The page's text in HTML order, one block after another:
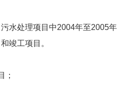
水处理项目中2004年至2005年
竣工项目。
；